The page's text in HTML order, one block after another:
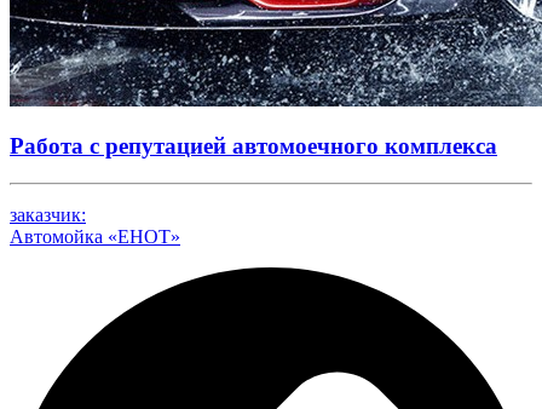
Работа с репутацией автомоечного комплекса
заказчик:
Автомойка «ЕНОТ»